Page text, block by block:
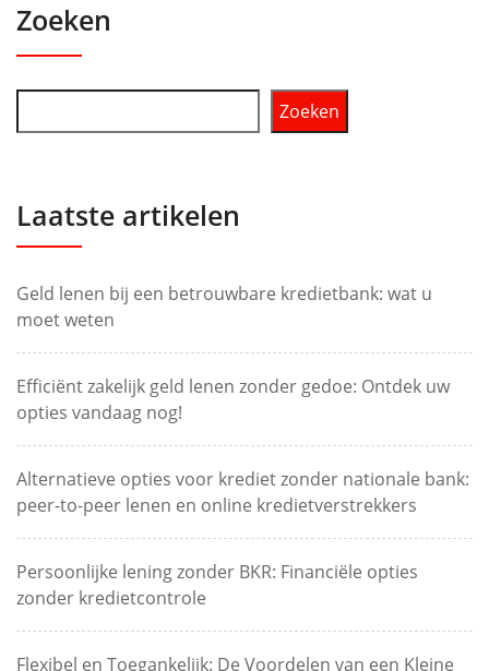
Zoeken
Zoeken
Laatste artikelen
Geld lenen bij een betrouwbare kredietbank: wat u
moet weten
Efficiënt zakelijk geld lenen zonder gedoe: Ontdek uw
opties vandaag nog!
Alternatieve opties voor krediet zonder nationale bank:
peer-to-peer lenen en online kredietverstrekkers
Persoonlijke lening zonder BKR: Financiële opties
zonder kredietcontrole
Flexibel en Toegankelijk: De Voordelen van een Kleine